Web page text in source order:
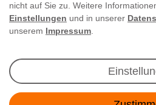
nicht auf Sie zu. Weitere
Einstellungen und in unserer
unserem Impressum
Ich akzeptiere die
** Hierbei handelt